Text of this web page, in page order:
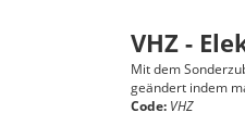
VHZ -
Mit dem
geändert indem
Code: VHZ